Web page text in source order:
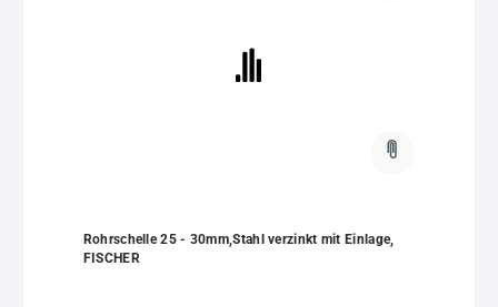
Rohrschelle 25 - 30mm,Stahl verzinkt mit Einlage,
FISCHER